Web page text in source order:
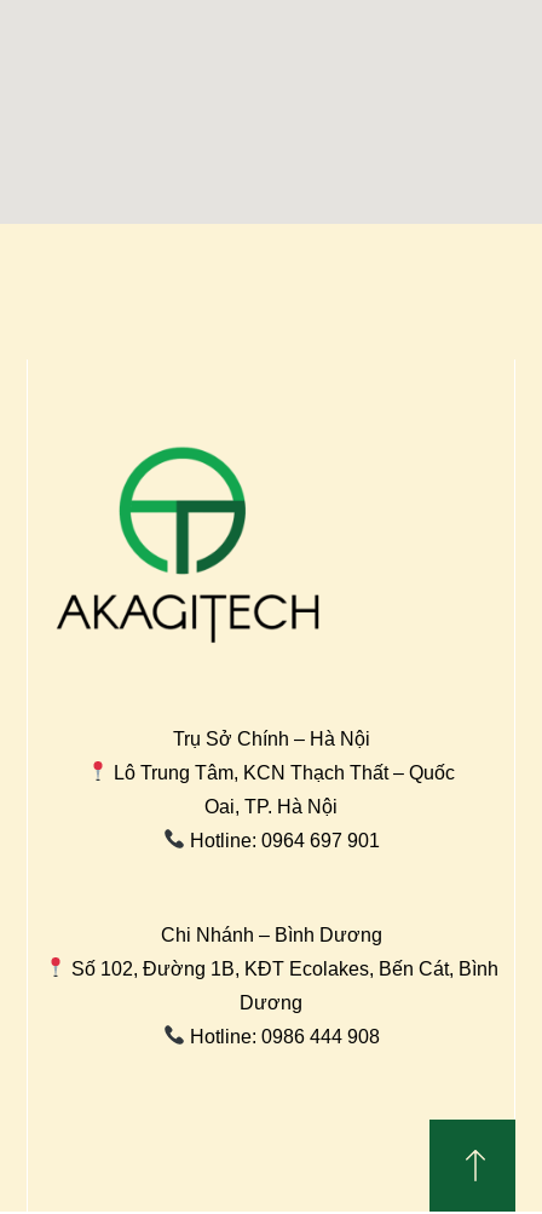
Trụ Sở Chính – Hà Nội
Lô Trung Tâm, KCN Thạch Thất – Quốc
Oai, TP. Hà Nội
Hotline: 0964 697 901
Chi Nhánh – Bình Dương
Số 102, Đường 1B, KĐT Ecolakes, Bến Cát, Bình
Dương
Hotline: 0986 444 908